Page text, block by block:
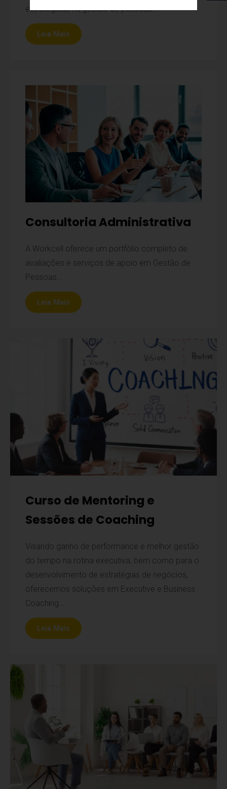
estratégicas na gestão de pessoas…
Leia Mais
Consultoria Administrativa
A Workcell oferece um portfólio completo de
avaliações e serviços de apoio em Gestão de
Pessoas…
Leia Mais
Curso de Mentoring e
Sessões de Coaching
Visando ganho de performance e melhor gestão
do tempo na rotina executiva, bem como para o
desenvolvimento de estratégias de negócios,
oferecemos soluções em Executive e Business
Coaching…
Leia Mais